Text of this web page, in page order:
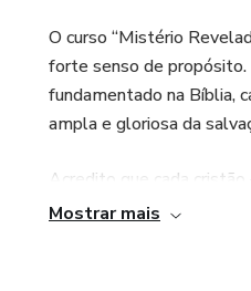
O curso “Mistério
forte senso de
fundamentado na Bíblia,
ampla e gloriosa da
Acredito que cada
Palavra — merece ter
Mostrar mais